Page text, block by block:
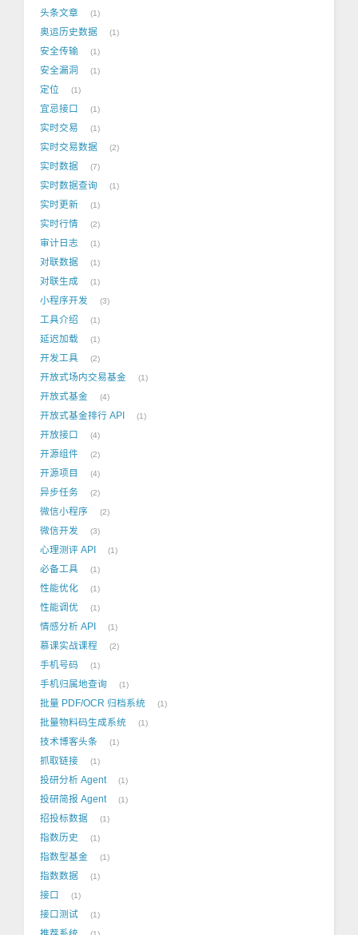
头条文章 1
奥运历史数据 1
安全传输 1
安全漏洞 1
定位 1
宜忌接口 1
实时交易 1
实时交易数据 2
实时数据 7
实时数据查询 1
实时更新 1
实时行情 2
审计日志 1
对联数据 1
对联生成 1
小程序开发 3
工具介绍 1
延迟加载 1
开发工具 2
开放式场内交易基金 1
开放式基金 4
开放式基金排行 API 1
开放接口 4
开源组件 2
开源项目 4
异步任务 2
微信小程序 2
微信开发 3
心理测评 API 1
必备工具 1
性能优化 1
性能调优 1
情感分析 API 1
慕课实战课程 2
手机号码 1
手机归属地查询 1
批量 PDF/OCR 归档系统 1
批量物料码生成系统 1
技术博客头条 1
抓取链接 1
投研分析 Agent 1
投研简报 Agent 1
招投标数据 1
指数历史 1
指数型基金 1
指数数据 1
接口 1
接口测试 1